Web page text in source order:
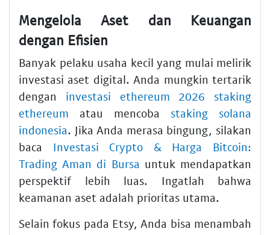
Mengelola Aset dan Keuangan
dengan Efisien
Banyak pelaku usaha kecil yang mulai melirik
investasi aset digital. Anda mungkin tertarik
dengan investasi ethereum 2026 staking
ethereum atau mencoba staking solana
indonesia. Jika Anda merasa bingung, silakan
baca Investasi Crypto & Harga Bitcoin:
Trading Aman di Bursa untuk mendapatkan
perspektif lebih luas. Ingatlah bahwa
keamanan aset adalah prioritas utama.
Selain fokus pada Etsy, Anda bisa menambah